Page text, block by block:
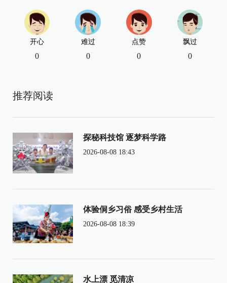
开心
0
难过
0
点赞
0
飘过
0
推荐阅读
探秘科技馆 逐梦科学路
2026-08-08 18:43
体验侗乡习俗 感受乡村生活
2026-08-08 18:39
水上漂 觅清凉